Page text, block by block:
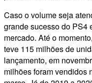
Caso o volume seja
grande sucesso do PS4
mercado. Até o
teve 115 milhões de
lançamento, em
milhões foram vendidos